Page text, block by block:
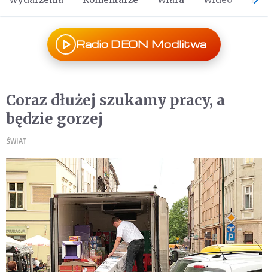
Radio DEON Modlitwa
Coraz dłużej szukamy pracy, a
będzie gorzej
ŚWIAT